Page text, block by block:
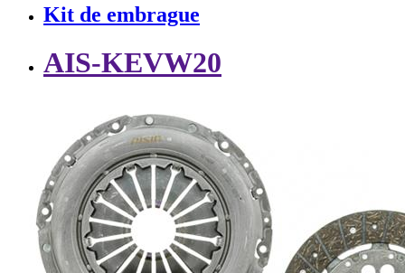
Kit de embrague
AIS-KEVW20